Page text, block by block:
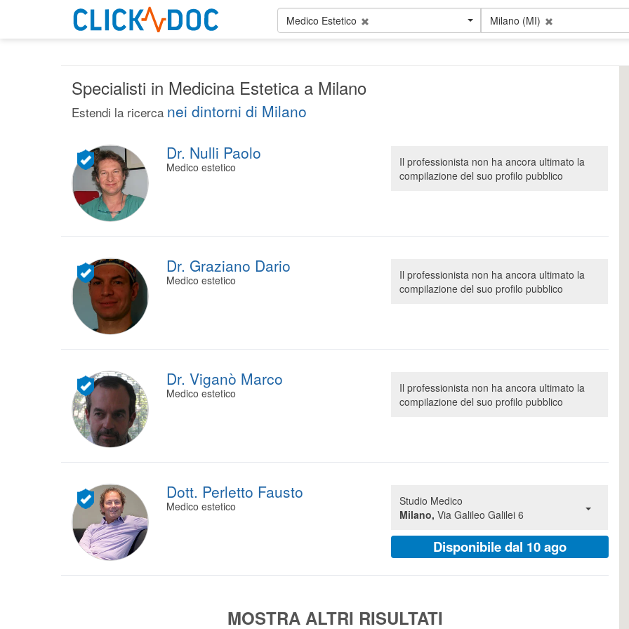
Medico Estetico Milano (MI)
Specialisti in Medicina Estetica a Milano
Estendi la ricerca nei dintorni di Milano
Dr. Nulli Paolo
Medico estetico
Il professionista non ha ancora ultimato la
compilazione del suo profilo pubblico
Dr. Graziano Dario
Medico estetico
Il professionista non ha ancora ultimato la
compilazione del suo profilo pubblico
Dr. Viganò Marco
Medico estetico
Il professionista non ha ancora ultimato la
compilazione del suo profilo pubblico
Dott. Perletto Fausto
Medico estetico
Studio Medico
Milano, Via Galileo Galilei 6
Disponibile dal 10 ago
MOSTRA ALTRI RISULTATI